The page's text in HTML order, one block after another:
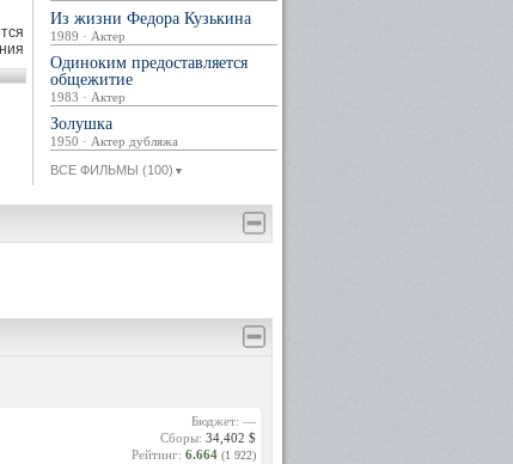
Из жизни Федора Кузькина
1989 · Актер
Одиноким предоставляется
общежитие
1983 · Актер
Золушка
1950 · Актер дубляжа
ВСЕ ФИЛЬМЫ (100) ▼
Бюджет: —
Сборы: 34,402 $
Рейтинг: 6.664 (1 922)